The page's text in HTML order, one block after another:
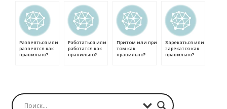
Развеяться или
развеятся как
правильно?
Работаться или
работатся как
правильно?
Притом или при
том как
правильно?
Зарекаться или
зарекатся как
правильно?